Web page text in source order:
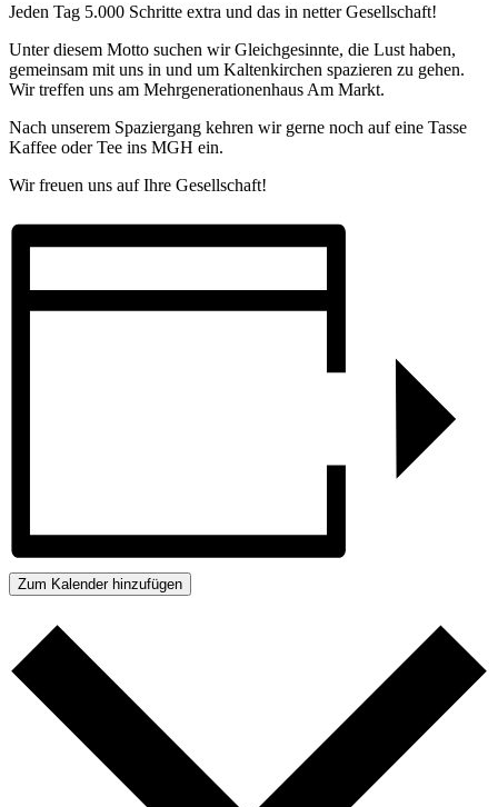
Jeden Tag 5.000 Schritte extra und das in netter Gesellschaft!
Unter diesem Motto suchen wir Gleichgesinnte, die Lust haben,
gemeinsam mit uns in und um Kaltenkirchen spazieren zu gehen.
Wir treffen uns am Mehrgenerationenhaus Am Markt.
Nach unserem Spaziergang kehren wir gerne noch auf eine Tasse
Kaffee oder Tee ins MGH ein.
Wir freuen uns auf Ihre Gesellschaft!
Zum Kalender hinzufügen